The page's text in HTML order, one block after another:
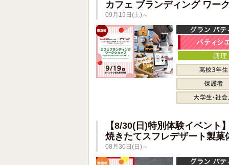
カフェ ブランディング ワー
09月19日(土)～
【8/30(日)特別体験イベント
焼きたてスフレデザート製菓
08月30日(日)～